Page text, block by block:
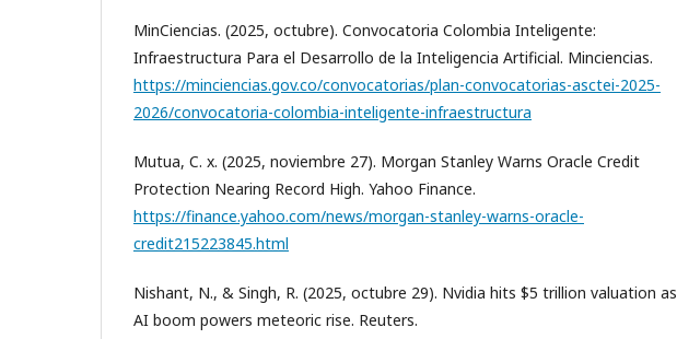
MinCiencias. (2025, octubre). Convocatoria Colombia Inteligente:
Infraestructura Para el Desarrollo de la Inteligencia Artificial. Minciencias.
https://minciencias.gov.co/convocatorias/plan-convocatorias-asctei-2025-
2026/convocatoria-colombia-inteligente-infraestructura
Mutua, C. x. (2025, noviembre 27). Morgan Stanley Warns Oracle Credit
Protection Nearing Record High. Yahoo Finance.
https://finance.yahoo.com/news/morgan-stanley-warns-oracle-
credit215223845.html
Nishant, N., & Singh, R. (2025, octubre 29). Nvidia hits $5 trillion valuation as
AI boom powers meteoric rise. Reuters.